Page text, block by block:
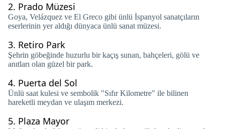
2. Prado Müzesi
Goya, Velázquez ve El Greco gibi ünlü İspanyol sanatçıların
eserlerinin yer aldığı dünyaca ünlü sanat müzesi.
3. Retiro Park
Şehrin göbeğinde huzurlu bir kaçış sunan, bahçeleri, gölü ve
anıtları olan güzel bir park.
4. Puerta del Sol
Ünlü saat kulesi ve sembolik "Sıfır Kilometre" ile bilinen
hareketli meydan ve ulaşım merkezi.
5. Plaza Mayor